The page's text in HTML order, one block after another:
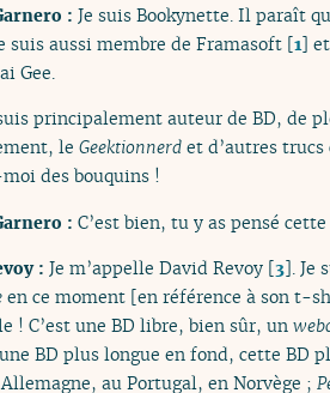
: Je suis Bookynette. Il paraît
suis aussi membre de Framasoft [1]
Gee.
principalement auteur de BD, de
le Geektionnerd et d’autres
des bouquins !
: C’est bien, tu y as pensé
: Je m’appelle David Revoy [3]. Je
en ce moment [en référence à son t-
! C’est une BD libre, bien sûr, un
BD plus longue en fond, cette BD
au Portugal, en Norvège ;